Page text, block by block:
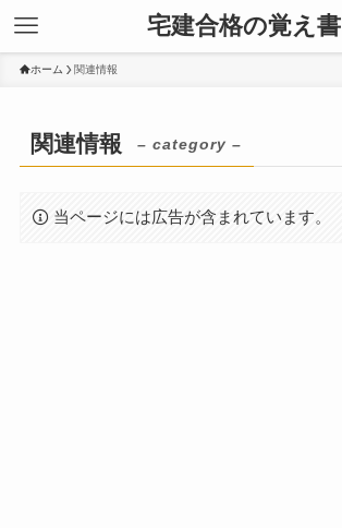
宅建合格の覚え書
ホーム 関連情報
関連情報 – category –
当ページには広告が含まれています。